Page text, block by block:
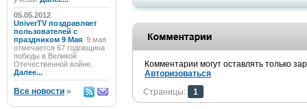
05.05.2012
UniverTV поздравляет
пользователей с
праздником 9 Мая 9 мая
отмечается 67 годовщина
победы в Великой
Отечественной войне.
Далее...
Все новости »
Комментарии могут оставлять только
Авторизоваться
Страницы:
1